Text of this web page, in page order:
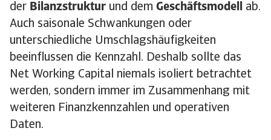
der Bilanzstruktur und dem Geschäftsmodell
ab.
Auch saisonale Schwankungen oder
unterschiedliche Umschlagshäufigkeiten
beeinflussen die Kennzahl. Deshalb sollte das
Net Working Capital niemals isoliert betrachtet
werden, sondern immer im Zusammenhang mit
weiteren Finanzkennzahlen und operativen
Daten.